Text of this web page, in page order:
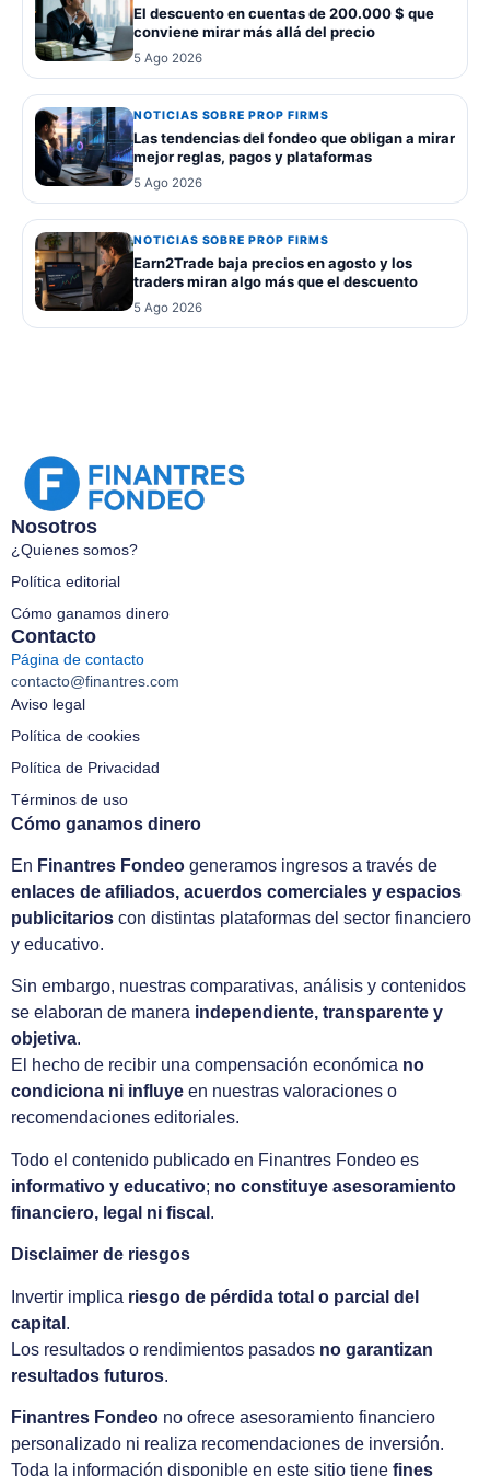
El descuento en cuentas de 200.000 $ que
conviene mirar más allá del precio
5 Ago 2026
NOTICIAS SOBRE PROP FIRMS
Las tendencias del fondeo que obligan a mirar
mejor reglas, pagos y plataformas
5 Ago 2026
NOTICIAS SOBRE PROP FIRMS
Earn2Trade baja precios en agosto y los
traders miran algo más que el descuento
5 Ago 2026
Nosotros
¿Quienes somos?
Política editorial
Cómo ganamos dinero
Contacto
Página de contacto
contacto@finantres.com
Aviso legal
Política de cookies
Política de Privacidad
Términos de uso
Cómo ganamos dinero
En Finantres Fondeo generamos ingresos a través de
enlaces de afiliados, acuerdos comerciales y espacios
publicitarios con distintas plataformas del sector financiero
y educativo.
Sin embargo, nuestras comparativas, análisis y contenidos
se elaboran de manera independiente, transparente y
objetiva.
El hecho de recibir una compensación económica no
condiciona ni influye en nuestras valoraciones o
recomendaciones editoriales.
Todo el contenido publicado en Finantres Fondeo es
informativo y educativo; no constituye asesoramiento
financiero, legal ni fiscal .
Disclaimer de riesgos
Invertir implica riesgo de pérdida total o parcial del
capital .
Los resultados o rendimientos pasados no garantizan
resultados futuros.
Finantres Fondeo no ofrece asesoramiento financiero
personalizado ni realiza recomendaciones de inversión.
Toda la información disponible en este sitio tiene fines